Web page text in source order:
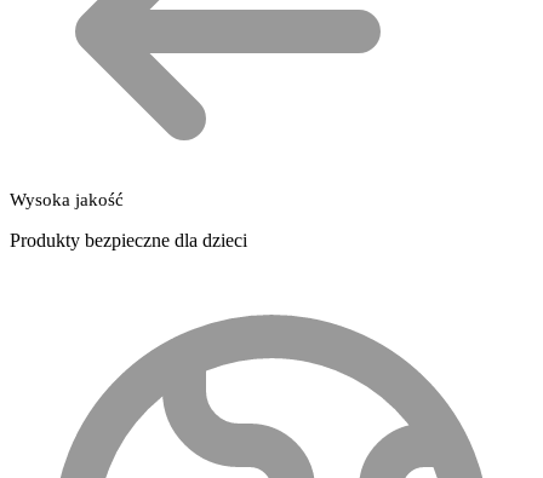
Wysoka jakość
Produkty bezpieczne dla dzieci